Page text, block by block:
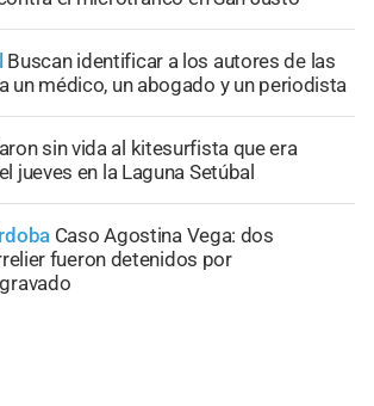
Buscan identificar a los autores de las
un médico, un abogado y un periodista
sin vida al kitesurfista que era
jueves en la Laguna Setúbal
Caso Agostina Vega: dos
fueron detenidos por